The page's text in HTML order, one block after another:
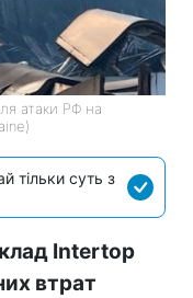
атаки РФ на
тільки суть з
Intertop
втрат